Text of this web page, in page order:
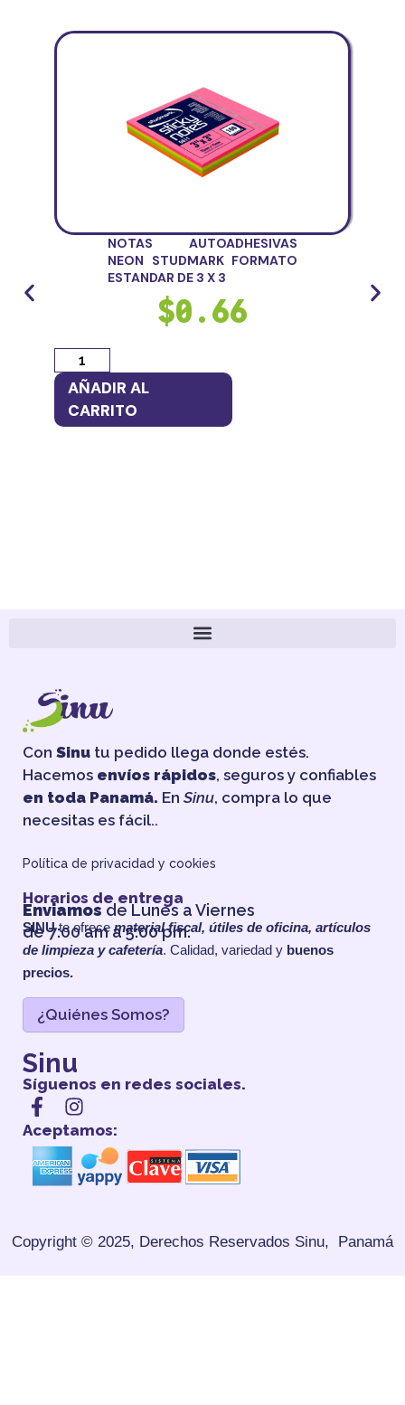
NOTAS AUTOADHESIVAS
NEON STUDMARK FORMATO
ESTANDAR DE 3 X 3
$0.66
AÑADIR AL
CARRITO
Con Sinu tu pedido llega donde estés.
Hacemos envíos rápidos, seguros y confiables
en toda Panamá. En Sinu, compra lo que
necesitas es fácil..
Política de privacidad y cookies
Horarios de entrega
Enviamosde Lunes a Viernes
de 7:00 am a 5:00 pm.
SINUte ofrecematerial fiscal, útiles de oficina, artículos
de limpieza y cafetería. Calidad, variedad y buenos
precios.
¿Quiénes Somos?
Sinu
Síguenos en redes sociales.
Aceptamos:
Copyright © 2025, Derechos Reservados Sinu, Panamá